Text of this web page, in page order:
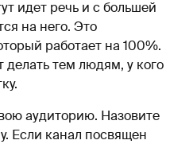
идет речь и с большей
на него. Это
работает на 100%.
делать тем людям, у кого
аудиторию. Назовите
Если канал посвящен